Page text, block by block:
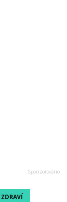
ZDRAVÍ